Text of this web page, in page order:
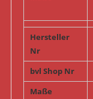
Hersteller
Nr
bvl Shop Nr
Maße